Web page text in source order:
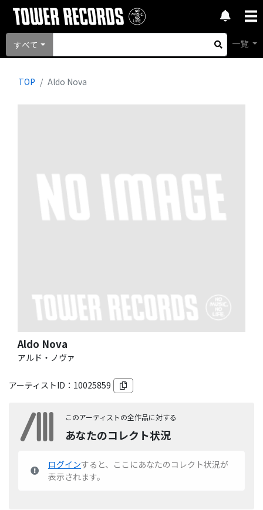
すべて 一覧
TOP Aldo Nova
Aldo Nova
アルド・ノヴァ
アーティストID： 10025859
このアーティストの全作品に対する
あなたのコレクト状況
ログインすると、ここにあなたのコレクト状況が
表示されます。